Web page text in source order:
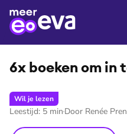
⭐Premium
6x boeken om in
Wil je lezen
Leestijd: 5 min Door Renée